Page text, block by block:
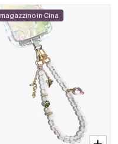
magazzino in Cina